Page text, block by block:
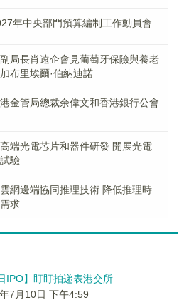
年中央部門預算編制工作動員會
局長肖遠企會見葡萄牙保險與養老
布里埃爾·伯納迪諾
金管局總裁余偉文和香港銀行公會
端光電芯片和器件研發 開展光電
驗
網邊端協同推理技術 降低推理時
求
IPO】盯盯拍递表港交所
7月10日 下午4:59